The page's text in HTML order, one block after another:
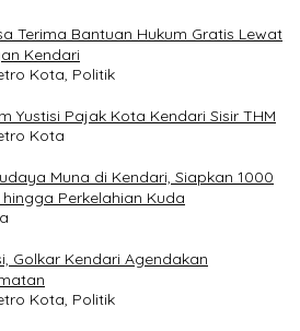
Terima Bantuan Hukum Gratis Lewat
Kendari
Kota, Politik
Yustisi Pajak Kota Kendari Sisir THM
Kota
Muna di Kendari, Siapkan 1000
Perkelahian Kuda
Golkar Kendari Agendakan
Kota, Politik